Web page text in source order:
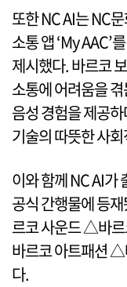
또한 NC AI는 NC
소통 앱 ‘My AAC’
제시했다. 바르코
소통에 어려움을
음성 경험을 제공
기술의 따뜻한 사
이와 함께 NC AI가
공식 간행물에 등
르코 사운드 △바
바르코 아트패션
다.